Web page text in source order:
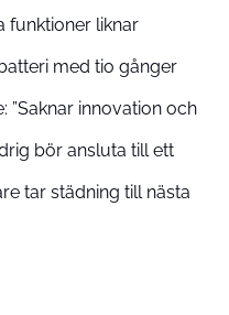
funktioner liknar
med tio gånger
”Saknar innovation och
bör ansluta till ett
tar städning till nästa